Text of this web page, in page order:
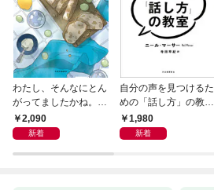
わたし、そんなにとん
がってましたかね。
獅子座、Ａ型、丙午は
めぐる
2,090
新着
自分の声を見つけるた
めの「話し方」の教
室 Ｏｒａｃｙ（オラ
シー）
1,980
新着